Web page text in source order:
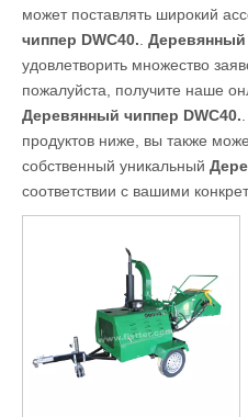
может поставлять широкий
чиппер DWC40. Деревянный
удовлетворить множество
пожалуйста, получите наше
Деревянный чиппер DWC40.
продуктов ниже, вы также
собственный уникальный
соответствии с вашими